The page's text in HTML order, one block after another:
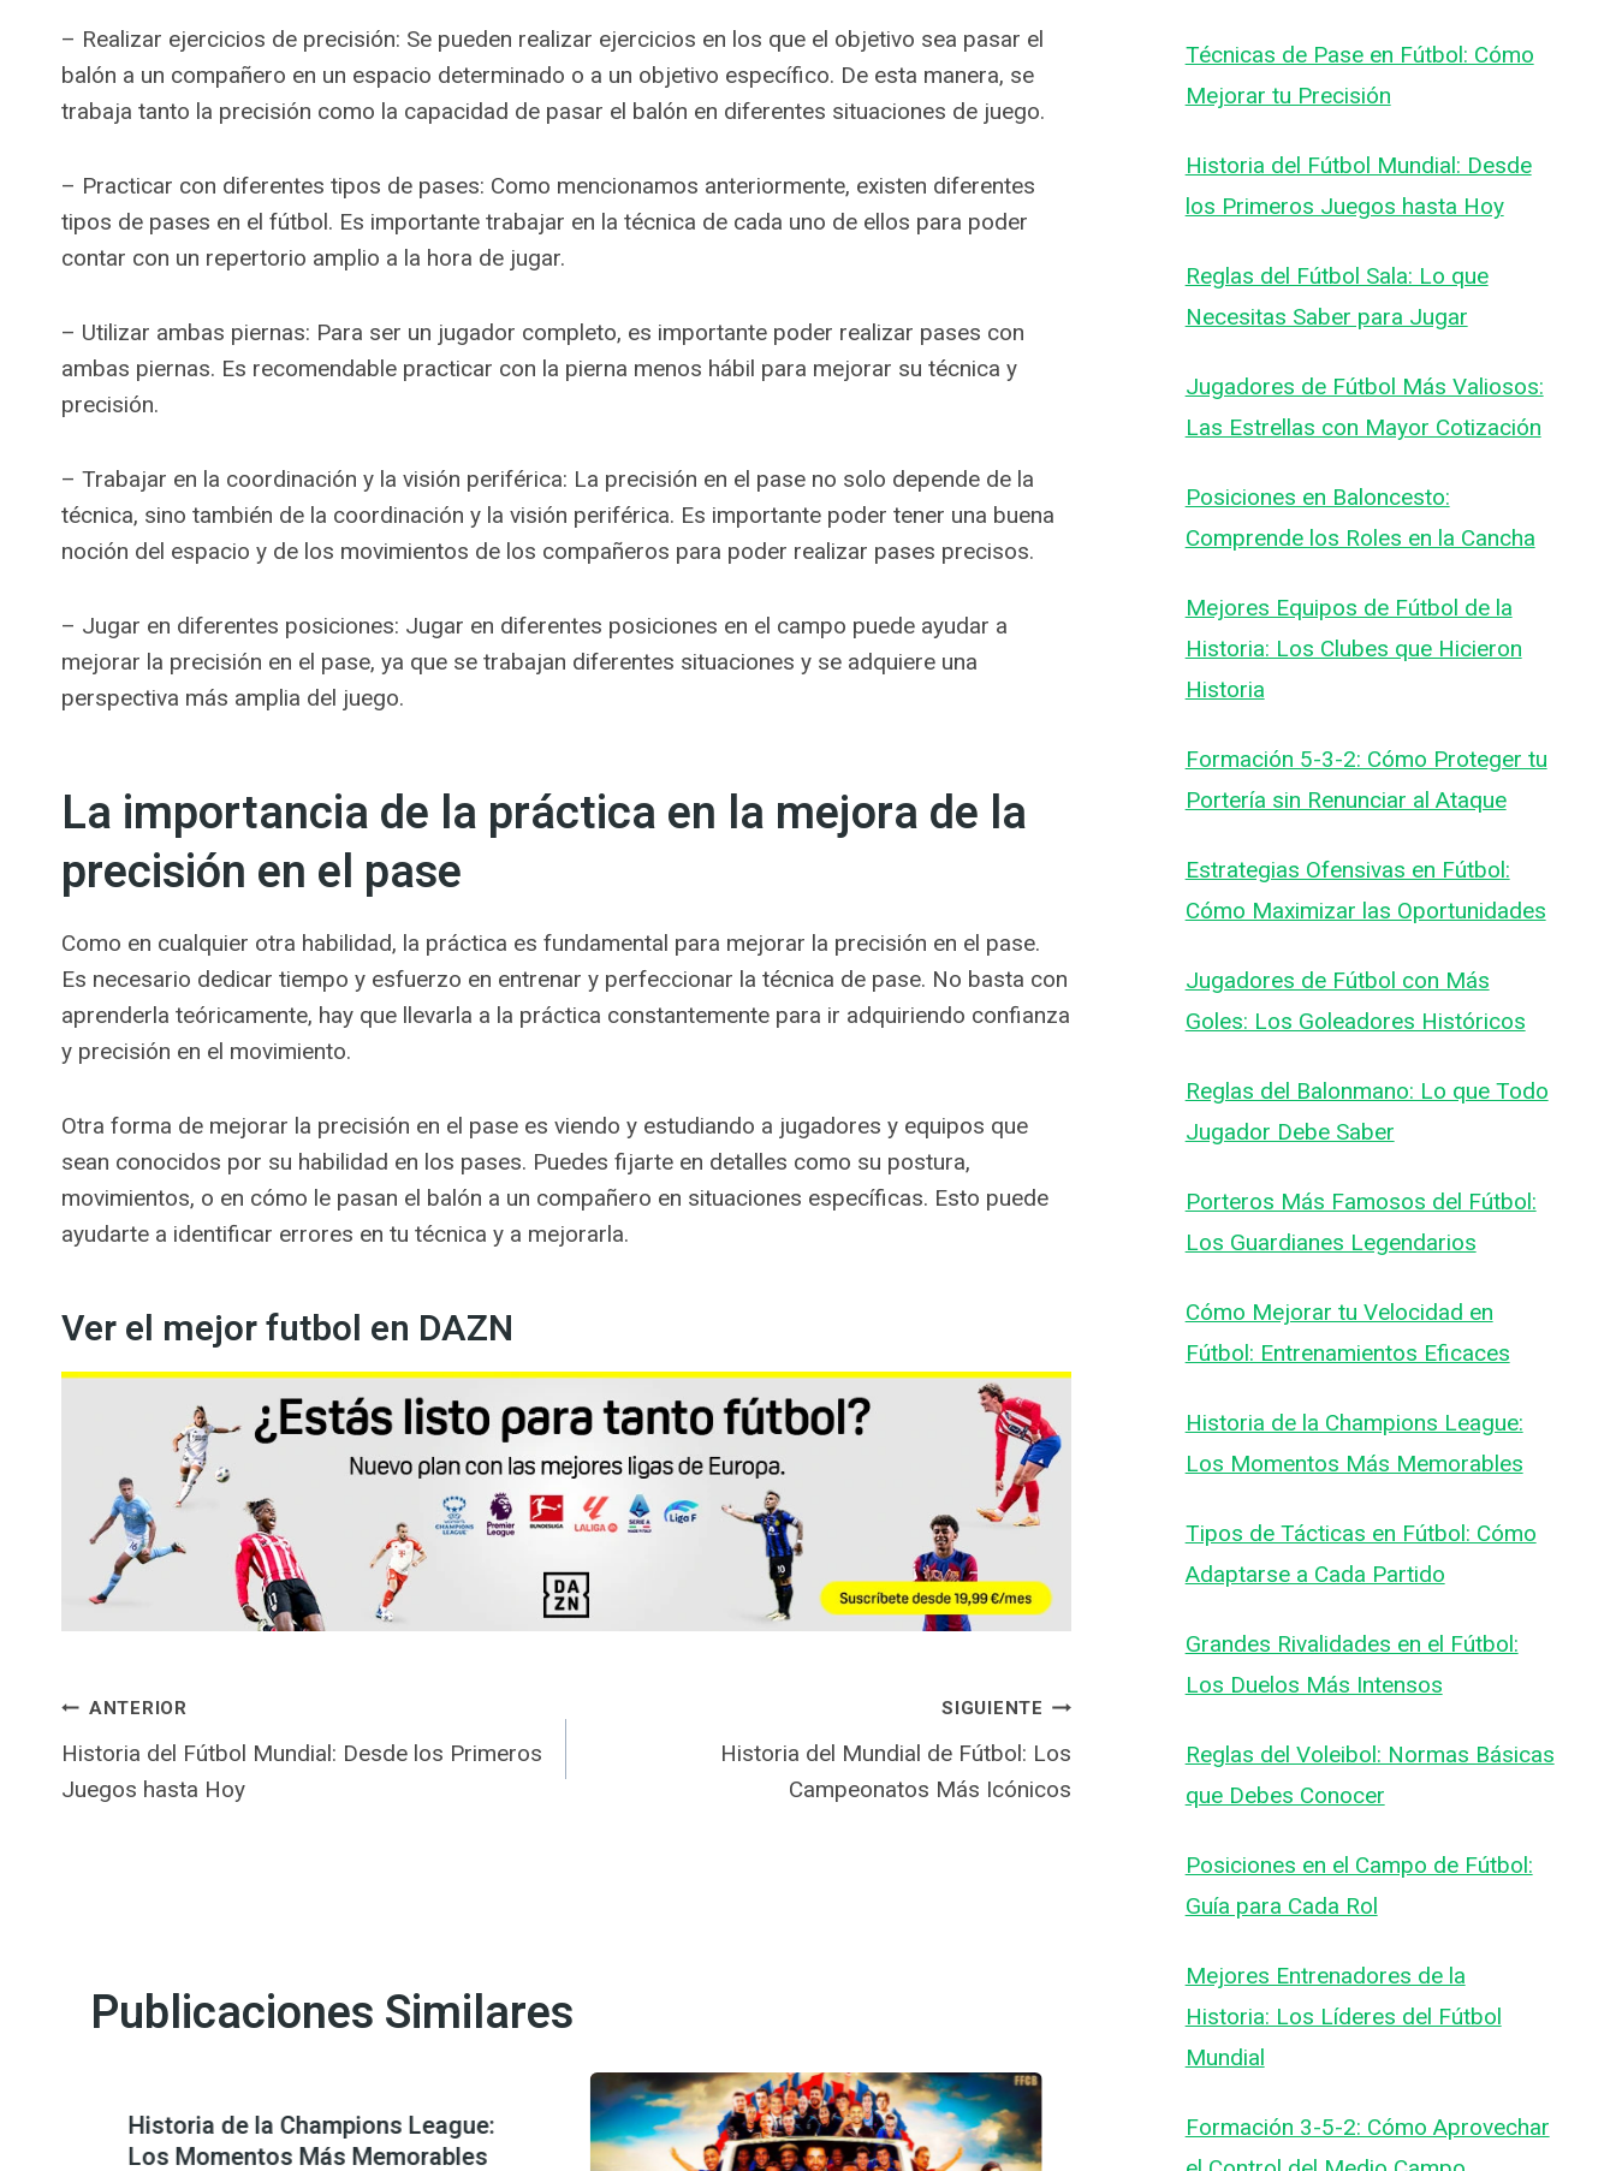
– Realizar ejercicios de precisión: Se pueden realizar ejercicios en los que el objetivo sea pasar el
balón a un compañero en un espacio determinado o a un objetivo específico. De esta manera, se
trabaja tanto la precisión como la capacidad de pasar el balón en diferentes situaciones de juego.
– Practicar con diferentes tipos de pases: Como mencionamos anteriormente, existen diferentes
tipos de pases en el fútbol. Es importante trabajar en la técnica de cada uno de ellos para poder
contar con un repertorio amplio a la hora de jugar.
– Utilizar ambas piernas: Para ser un jugador completo, es importante poder realizar pases con
ambas piernas. Es recomendable practicar con la pierna menos hábil para mejorar su técnica y
precisión.
– Trabajar en la coordinación y la visión periférica: La precisión en el pase no solo depende de la
técnica, sino también de la coordinación y la visión periférica. Es importante poder tener una buena
noción del espacio y de los movimientos de los compañeros para poder realizar pases precisos.
– Jugar en diferentes posiciones: Jugar en diferentes posiciones en el campo puede ayudar a
mejorar la precisión en el pase, ya que se trabajan diferentes situaciones y se adquiere una
perspectiva más amplia del juego.
La importancia de la práctica en la mejora de la
precisión en el pase
Como en cualquier otra habilidad, la práctica es fundamental para mejorar la precisión en el pase.
Es necesario dedicar tiempo y esfuerzo en entrenar y perfeccionar la técnica de pase. No basta con
aprenderla teóricamente, hay que llevarla a la práctica constantemente para ir adquiriendo confianza
y precisión en el movimiento.
Otra forma de mejorar la precisión en el pase es viendo y estudiando a jugadores y equipos que
sean conocidos por su habilidad en los pases. Puedes fijarte en detalles como su postura,
movimientos, o en cómo le pasan el balón a un compañero en situaciones específicas. Esto puede
ayudarte a identificar errores en tu técnica y a mejorarla.
Ver el mejor futbol en DAZN
Navegación
de
ANTERIOR
Historia del Fútbol Mundial: Desde los Primeros
Juegos hasta Hoy
SIGUIENTE
Historia del Mundial de Fútbol: Los
Campeonatos Más Icónicos
Publicaciones Similares
Historia de la Champions League:
Los Momentos Más Memorables
¿Cuáles son las reglas básicas
del fútbol?
Técnicas de Pase en Fútbol: Cómo
Mejorar tu Precisión
Historia del Fútbol Mundial: Desde
los Primeros Juegos hasta Hoy
Reglas del Fútbol Sala: Lo que
Necesitas Saber para Jugar
Jugadores de Fútbol Más Valiosos:
Las Estrellas con Mayor Cotización
Posiciones en Baloncesto:
Comprende los Roles en la Cancha
Mejores Equipos de Fútbol de la
Historia: Los Clubes que Hicieron
Historia
Formación 5-3-2: Cómo Proteger tu
Portería sin Renunciar al Ataque
Estrategias Ofensivas en Fútbol:
Cómo Maximizar las Oportunidades
Jugadores de Fútbol con Más
Goles: Los Goleadores Históricos
Reglas del Balonmano: Lo que Todo
Jugador Debe Saber
Porteros Más Famosos del Fútbol:
Los Guardianes Legendarios
Cómo Mejorar tu Velocidad en
Fútbol: Entrenamientos Eficaces
Historia de la Champions League:
Los Momentos Más Memorables
Tipos de Tácticas en Fútbol: Cómo
Adaptarse a Cada Partido
Grandes Rivalidades en el Fútbol:
Los Duelos Más Intensos
Reglas del Voleibol: Normas Básicas
que Debes Conocer
Posiciones en el Campo de Fútbol:
Guía para Cada Rol
Mejores Entrenadores de la
Historia: Los Líderes del Fútbol
Mundial
Formación 3-5-2: Cómo Aprovechar